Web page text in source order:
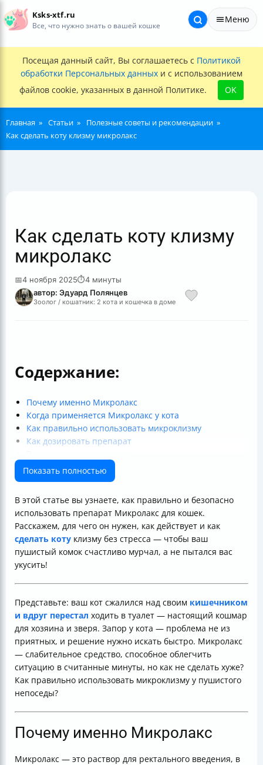
Ksks-xtf.ru
Все, что нужно знать о вашей кошке
Меню
Посещая данный сайт, Вы соглашаетесь с Политикой
обработки Персональных данных и с использованием
файлов cookie, указанных в данной Политике.
OK
Главная Статьи
Полезные советы и рекомендации
Как сделать коту клизму микролакс
Как сделать коту клизму
микролакс
📅4 ноября 2025⏱4 минуты
автор: Эдуард Полянцев
Зоолог / кошатник: 2 кота и кошечка в доме
Содержание:
Почему именно Микролакс
Когда применяется Микролакс у кота
Как правильно использовать микроклизму
Как дозировать препарат
Побочные эффекты
Практический совет
Полезные ссылки
Показать полностью
В этой статье вы узнаете, как правильно и безопасно
использовать препарат Микролакс для кошек.
Расскажем, для чего он нужен, как действует и как
сделать коту клизму без стресса — чтобы ваш
пушистый комок счастливо мурчал, а не пытался вас
укусить!
Представьте: ваш кот сжалился над своим кишечником
и вдруг перестал ходить в туалет — настоящий кошмар
для хозяина и зверя. Запор у кота — проблема не из
приятных, и решение нужно искать быстро. Микролакс
— слабительное средство, способное облегчить
ситуацию в считанные минуты, но как не сделать хуже?
Как правильно использовать микроклизму у пушистого
непоседы?
Почему именно Микролакс
Микролакс — это раствор для ректального введения, в